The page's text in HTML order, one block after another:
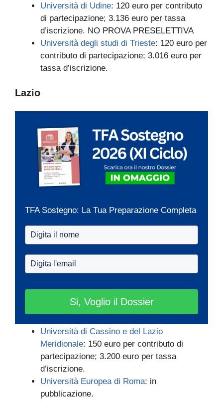
Università di Udine: 120 euro per contributo
di partecipazione; 3.136 euro per tassa
d’iscrizione. NO PROVA PRESELETTIVA
Università degli studi di Trieste: 120 euro per
contributo di partecipazione; 3.016 euro per
tassa d’iscrizione.
Lazio
TFA Sostegno: La Tua Preparazione Completa
Si, Voglio il Dossier
Università di Cassino e del Lazio
Meridionale: 150 euro per contributo di
partecipazione; 3.200 euro per tassa
d’iscrizione.
Università Europea di Roma: in
pubblicazione.